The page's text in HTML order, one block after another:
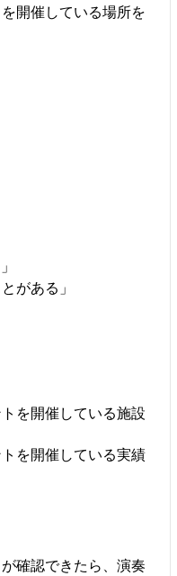
開催している場所を
がある」
を開催している施設
を開催している実績
確認できたら、演奏